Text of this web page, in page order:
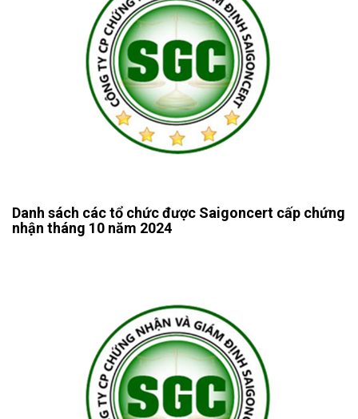
Danh sách các tổ chức được Saigoncert cấp chứng
nhận tháng 10 năm 2024